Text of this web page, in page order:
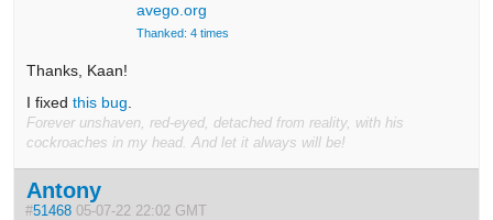
avego.org
Thanked: 4 times
Thanks, Kaan!
I fixedthis bug
Forever unshaven, red-eyed, detached from reality, with his
cockroaches in my head. And let it always will be!
Antony
#51468 05-07-22 22:02 GMT